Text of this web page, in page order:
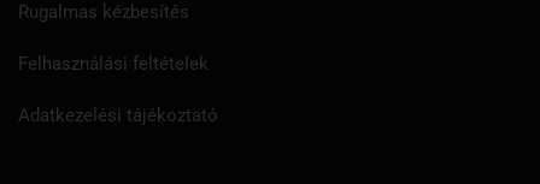
Rugalmas kézbesítés
Felhasználási feltételek
Adatkezelési tájékoztató